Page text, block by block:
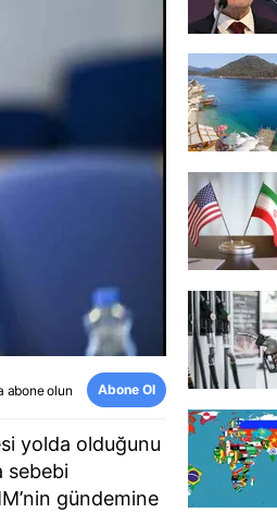
abone olun Abone Ol
yolda olduğunu
sebebi
gündemine